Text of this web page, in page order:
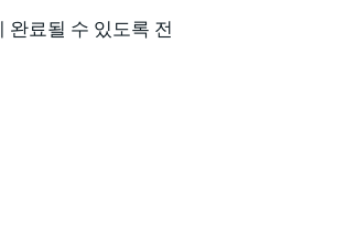
완료될 수 있도록 전